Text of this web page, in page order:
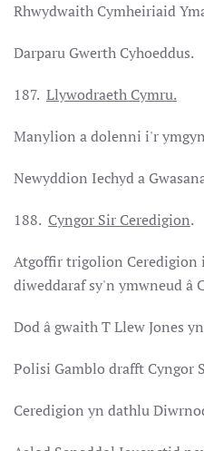
Rhwydwaith Cymheiriaid
Darparu Gwerth Cyhoeddus.
187. Llywodraeth Cymru.
Manylion a dolenni i'r
Newyddion Iechyd a
188. Cyngor Sir Ceredigion.
Atgoffir trigolion Ceredigion
diweddaraf sy'n ymwneud â
Dod â gwaith T Llew Jones
Polisi Gamblo drafft Cyngor
Ceredigion yn dathlu